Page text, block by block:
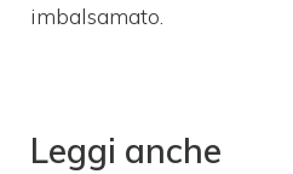
imbalsamato.
Leggi anche